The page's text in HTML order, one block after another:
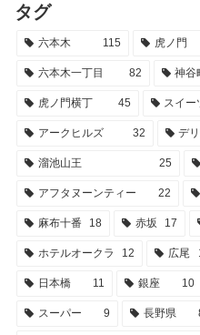
タグ
六本木 115 虎ノ門
六本木一丁目 82 神谷
虎ノ門横丁 45 スイー
アークヒルズ 32 デ
溜池山王 25
アフタヌーンティー 22
麻布十番 18 赤坂 17
ホテルオークラ 12 広尾
日本橋 11 銀座 10
スーパー 9 長野県